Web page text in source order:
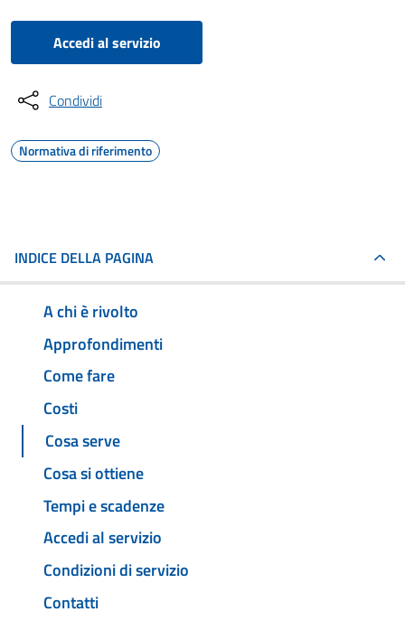
Accedi al servizio
Condividi
Normativa di riferimento
INDICE DELLA PAGINA
A chi è rivolto
Approfondimenti
Come fare
Costi
Cosa serve
Cosa si ottiene
Tempi e scadenze
Accedi al servizio
Condizioni di servizio
Contatti